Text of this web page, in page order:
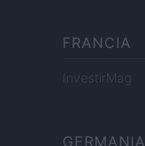
FRANCIA
InvestirMag
GERMANIA